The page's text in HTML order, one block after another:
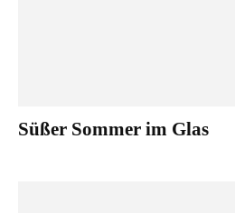
Süßer Sommer im Glas